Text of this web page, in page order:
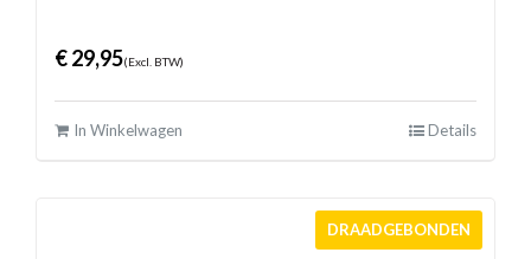
€29,95(Excl. BTW)
In Winkelwagen Details
DRAADGEBONDEN